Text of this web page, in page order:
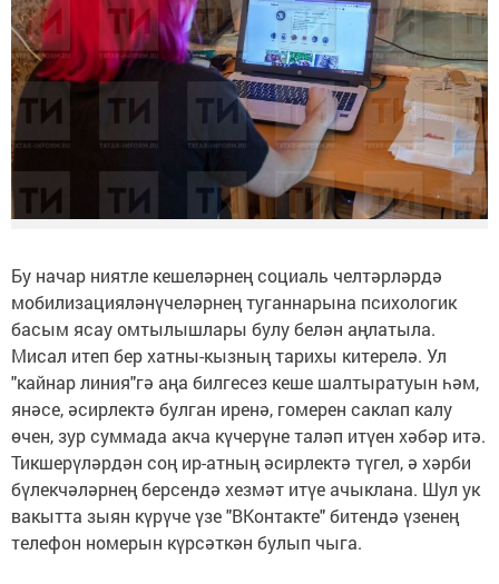
Бу начар ниятле кешеләрнең социаль челтәрләрдә
мобилизацияләнүчеләрнең туганнарына психологик
басым ясау омтылышлары булу белән аңлатыла.
Мисал итеп бер хатны-кызның тарихы китерелә. Ул
"кайнар линия"гә аңа билгесез кеше шалтыратуын һәм,
янәсе, әсирлектә булган иренә, гомерен саклап калу
өчен, зур суммада акча күчерүне таләп итүен хәбәр итә.
Тикшерүләрдән соң ир-атның әсирлектә түгел, ә хәрби
бүлекчәләрнең берсендә хезмәт итүе ачыклана. Шул ук
вакытта зыян күрүче үзе "ВКонтакте" битендә үзенең
телефон номерын күрсәткән булып чыга.